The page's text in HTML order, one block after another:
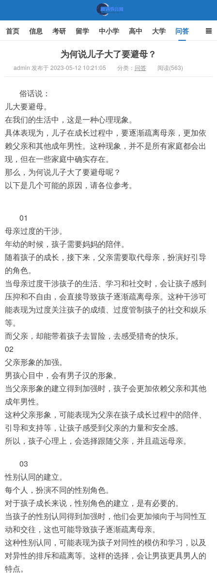
首页 信息 考研 留学 中小学 高中 大学 问答
为何说儿子大了要避母？
admin 发布于 2023-05-12 10:21:05 分类： 问答 阅读(563)
俗话说：
儿大要避母。
在我们的生活中，这是一种心理现象。
具体表现为，儿子在成长过程中，要逐渐疏离母亲，更加依
赖父亲和其他成年男性。这种现象，并不是所有家庭都会出
现，但在一些家庭中确实存在。
那么，为何说儿子大了要避母呢？
以下是几个可能的原因，请各位参考。
01
母亲过度的干涉。
年幼的时候，孩子需要妈妈的陪伴。
随着孩子的成长，接下来，父亲需要取代母亲，扮演好引导
的角色。
当母亲过度干涉孩子的生活、学习和社交时，会让孩子感到
压抑和不自由，会直接导致孩子逐渐疏离母亲。这种干涉可
能表现为过度关注孩子的成绩、过度管制孩子的社交和娱乐
等。
而父亲，却能带着孩子去冒险，去感受猎奇的快乐。
02
父亲形象的加强。
男孩心目中，会有男子汉的形象。
当父亲形象的建立得到加强时，孩子会更加依赖父亲和其他
成年男性。
这种父亲形象，可能表现为父亲在孩子成长过程中的陪伴、
引导和支持等，让孩子感受到父亲的力量和安全感。
所以，孩子心理上，会选择跟随父亲，并且疏远母亲。
03
性别认同的建立。
每个人，扮演不同的性别角色。
对于孩子成长来说，性别角色的建立，是有必要的。
当孩子的性别认同得到加强时，他们会更加倾向于与同性互
动和交往，这也可能导致孩子逐渐疏离母亲。
这种性别认同，可能表现为孩子对同性的模仿和学习，以及
对异性的排斥和疏离等。这样的选择，会让男孩更具男人的
特点。